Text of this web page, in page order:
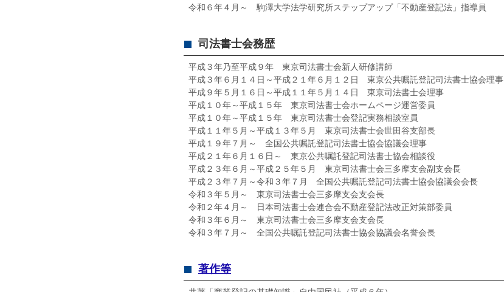
令和６年４月～ 駒澤大学法学研究所ステップアップ「不動産登記法」指導員
司法書士会務歴
平成３年乃至平成９年 東京司法書士会新人研修講師
平成３年６月１４日～平成２１年６月１２日 東京公共嘱託登記司法書士協会理事
平成９年５月１６日～平成１１年５月１４日 東京司法書士会理事
平成１０年～平成１５年 東京司法書士会ホームページ運営委員
平成１０年～平成１５年 東京司法書士会登記実務相談室員
平成１１年５月～平成１３年５月 東京司法書士会世田谷支部長
平成１９年７月～ 全国公共嘱託登記司法書士協会協議会理事
平成２１年６月１６日～ 東京公共嘱託登記司法書士協会相談役
平成２３年６月～平成２５年５月 東京司法書士会三多摩支会副支会長
平成２３年７月～令和３年７月 全国公共嘱託登記司法書士協会協議会会長
令和３年５月～ 東京司法書士会三多摩支会支会長
令和２年４月～ 日本司法書士会連合会不動産登記法改正対策部委員
令和３年６月～ 東京司法書士会三多摩支会支会長
令和３年７月～ 全国公共嘱託登記司法書士協会協議会名誉会長
著作等